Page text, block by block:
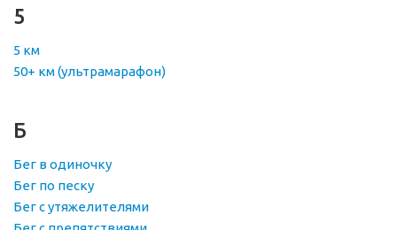
5
5 км
50+ км (ультрамарафон)
Б
Бег в одиночку
Бег по песку
Бег с утяжелителями